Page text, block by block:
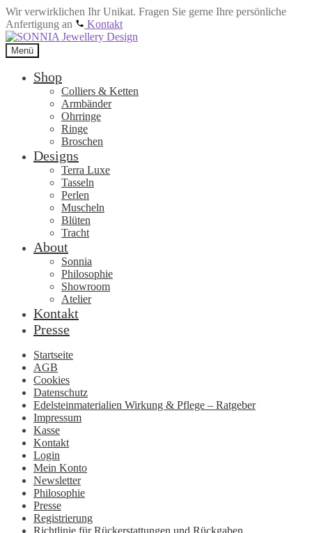
Wir verwirklichen Ihr Unikat. Fragen Sie gerne Ihre persönliche
Anfertigung an
Kontakt
Zur
Navigation
springen
Zum
Inhalt
springen
Menü
Shop
Colliers & Ketten
Armbänder
Ohrringe
Ringe
Broschen
Designs
Terra Luxe
Tasseln
Perlen
Muscheln
Blüten
Tracht
About
Sonnia
Philosophie
Showroom
Atelier
Kontakt
Presse
Startseite
AGB
Cookies
Datenschutz
Edelsteinmaterialien Wirkung & Pflege – Ratgeber
Impressum
Kasse
Kontakt
Login
Mein Konto
Newsletter
Philosophie
Presse
Registrierung
Richtlinie für Rückerstattungen und Rückgaben